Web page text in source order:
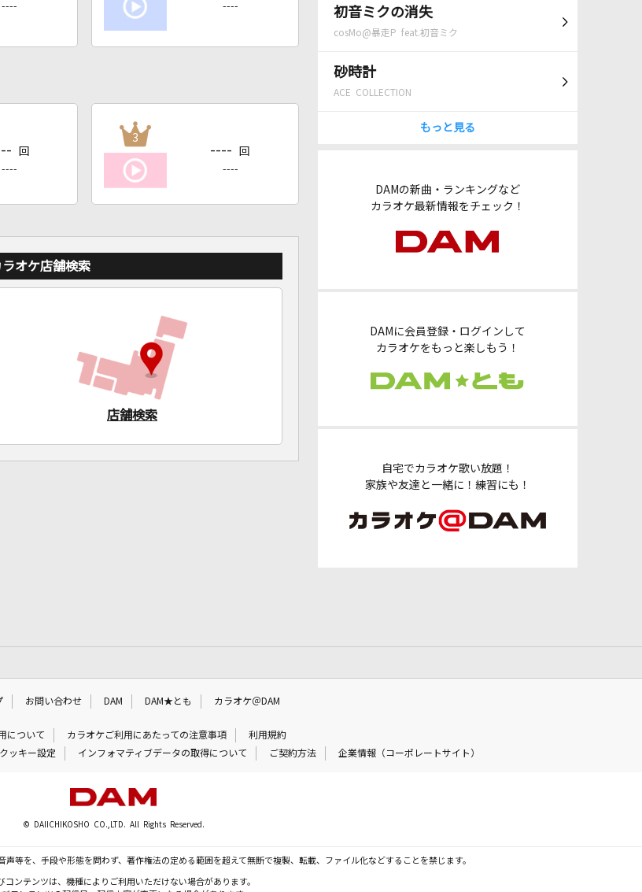
初音ミクの消失
cosMo@暴走P feat.初音ミク
砂時計
ACE COLLECTION
もっと見る
DAMの新曲・ランキングなど
カラオケ最新情報をチェック！
DAMに会員登録・ログインして
カラオケをもっと楽しもう！
自宅でカラオケ歌い放題！
家族や友達と一緒に！練習にも！
---- ----
回
----
3
---- 回
----
ラオケ店舗検索
店舗検索
お問い合わせ DAM DAM★とも カラオケ＠DAM
について カラオケご利用にあたっての注意事項
利用規約
クッキー設定 インフォマティブデータの取得について ご契約方法 企業情報（コーポレートサイト）
© DAIICHIKOSHO CO.,LTD. All Rights Reserved.
等を、手段や形態を問わず、著作権法の定める範囲を超えて無断で複製、転載、ファイル化などすることを禁じます。
コンテンツは、機種によりご利用いただけない場合があります。